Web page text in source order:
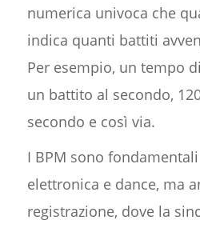
numerica univoca che
indica quanti battiti
Per esempio, un tempo
un battito al secondo,
secondo e così via.
I BPM sono
elettronica e dance, ma
registrazione, dove la